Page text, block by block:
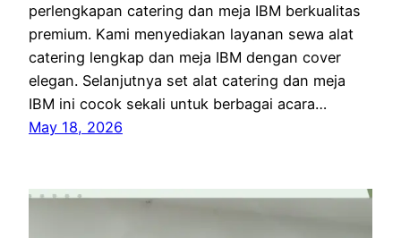
perlengkapan catering dan meja IBM berkualitas
premium. Kami menyediakan layanan sewa alat
catering lengkap dan meja IBM dengan cover
elegan. Selanjutnya set alat catering dan meja
IBM ini cocok sekali untuk berbagai acara…
May 18, 2026